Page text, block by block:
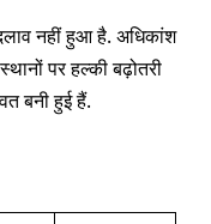
नहीं हुआ है. अधिकांश
पर हल्की बढ़ोतरी
बनी हुई हैं.